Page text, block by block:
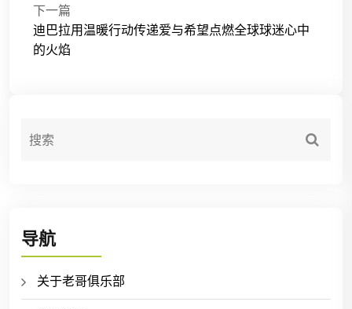
下一篇
迪巴拉用温暖行动传递爱与希望点燃全球球迷心中
的火焰
导航
关于老哥俱乐部